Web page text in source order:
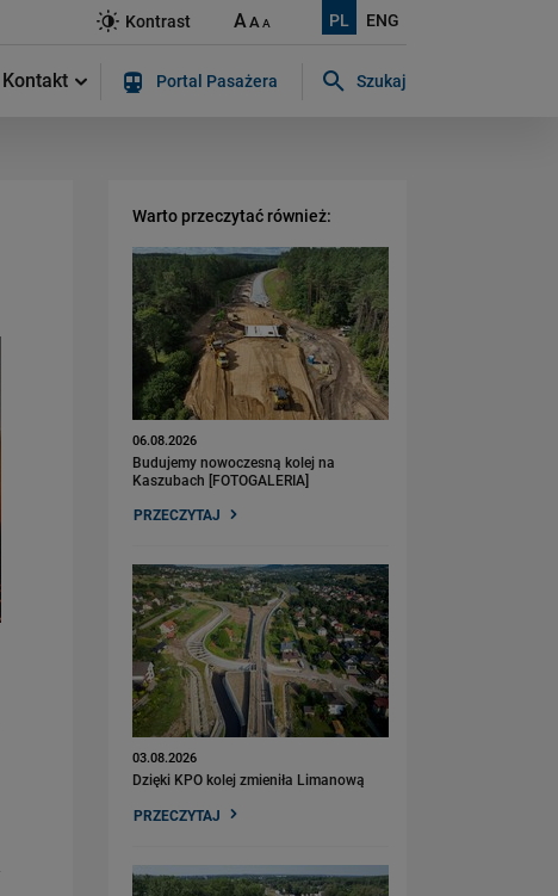
PL ENG
Kontrast AAA
Kontakt Portal Pasażera Szukaj
Warto przeczytać również:
06.08.2026
Budujemy nowoczesną kolej na
Kaszubach [FOTOGALERIA]
PRZECZYTAJ
03.08.2026
Dzięki KPO kolej zmieniła Limanową
PRZECZYTAJ